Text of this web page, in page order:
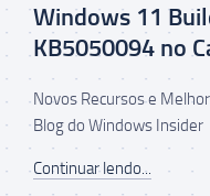
Windows 11
KB5050094 no
Novos Recursos e
Blog do Windows Insider
Continuar lendo...